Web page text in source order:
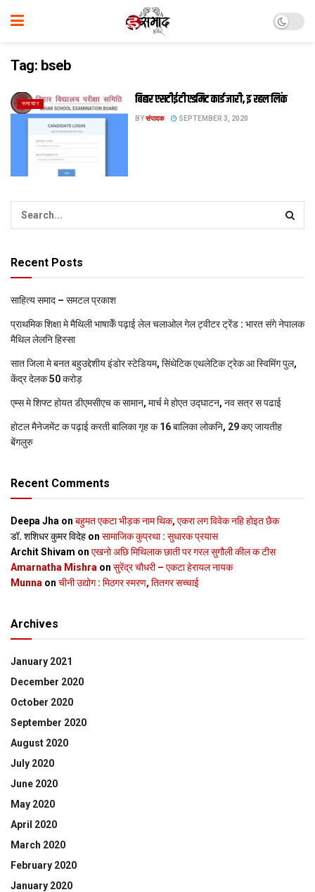
Tag: bseb
समाचार बिहार एसटीईटी एडमिट कार्ड जारी, इ रहल लिंक
BYसंपादक SEPTEMBER 3, 2020
Recent Posts
साहित्य समाद – समटल प्रकाश
प्राथमिक शि‍क्षा मे मैथि‍ली भाषाकेँ पढ़ाई लेल चलाओल गेल ट्वीटर ट्रेंड : भारत संगे नेपालक
मैथिल लेलनि हिस्सा
सात जिला मे बनत बहुउद्देशीय इंडोर स्‍टेडि‍यम, सिंथेटिक एथलेटिक ट्रेक आ स्विमिंग पुल,
केंद्र देलक 50 करोड़
एम्स मे शिफ्ट होयत डीएमसीएच क सामान, मार्च मे होएत उद्घाटन, नव सत्र स पढाई
होटल मैनेजमेंट क पढ़ाई करती बालिका गृह क 16 बालिका लोकनि, 29 कए जायतीह
बेंगलुरु
Recent Comments
Deepa Jha on बहुमत एकटा भीड़क नाम थिक, एकरा लग विवेक नहि होइत छैक
डॉ. शशिधर कुमर विदेह on सामाजिक कुप्रथा : सुधारक प्रयास
Archit Shivam on एखनो अछि मिथिलाक छाती पर गरल सुगौली कील क टीस
Amarnatha Mishra on सुरेंद्र चौधरी – एकटा हेरायल नायक
Munna on चीनी उद्योग : मिठगर स्‍मरण, तितगर सच्‍चाई
Archives
January 2021
December 2020
October 2020
September 2020
August 2020
July 2020
June 2020
May 2020
April 2020
March 2020
February 2020
January 2020